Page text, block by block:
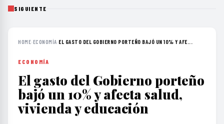
SIGUIENTE
HOME›ECONOMÍA›EL GASTO DEL GOBIERNO PORTEÑO BAJÓ UN 10% Y AFE...
ECONOMÍA
El gasto del Gobierno porteño
bajó un 10% y afecta salud,
vivienda y educación